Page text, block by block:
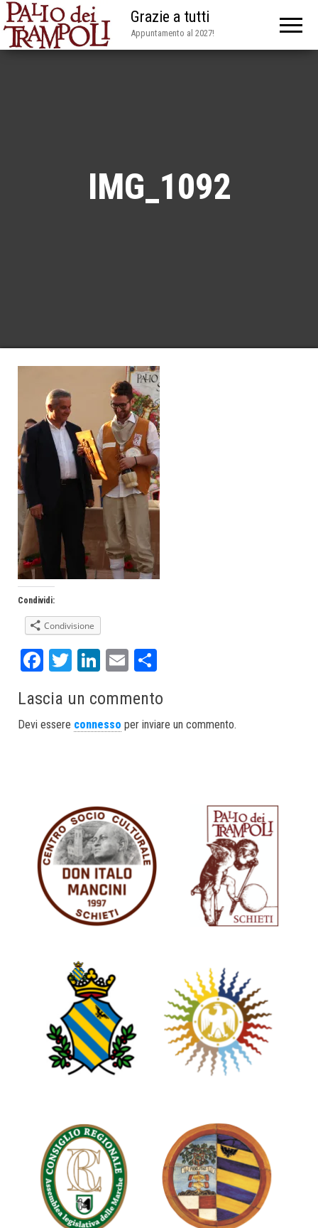
Grazie a tutti
Appuntamento al 2027!
IMG_1092
Condividi:
Condivisione
Fa
bo
ok
T
tt
er
Li
ed
In
E
ail re
Lascia un commento
Devi essere connesso per inviare un commento.